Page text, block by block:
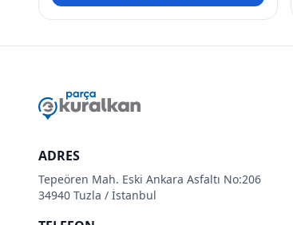
ADRES
Tepeören Mah. Eski Ankara Asfaltı No:206
34940 Tuzla / İstanbul